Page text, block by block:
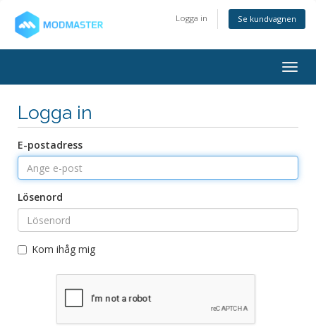
Logga in Se kundvagnen
Logga in
E-postadress
Lösenord
Kom ihåg mig